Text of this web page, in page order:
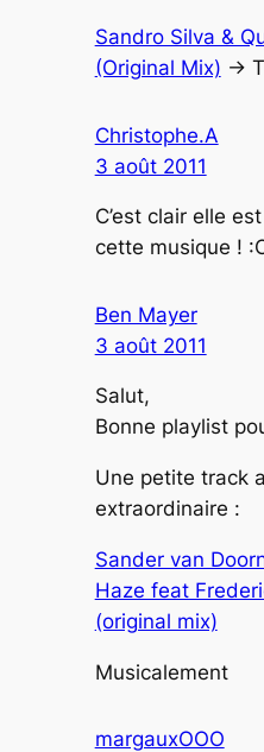
Sandro Silva &
(Original Mix) ->
Christophe.A
3 août 2011
C’est clair elle
cette musique !
Ben Mayer
3 août 2011
Salut,
Bonne playlist
Une petite track
extraordinaire :
Sander van
Haze feat
(original mix)
Musicalement
margauxOOO